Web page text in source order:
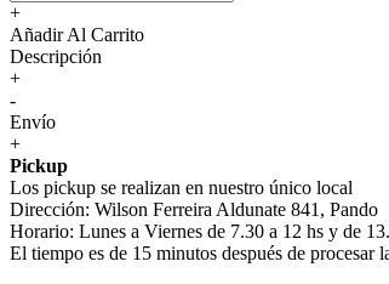
+
Añadir Al Carrito
Descripción
+
-
Envío
+
Pickup
Los pickup se realizan en nuestro único local
Dirección: Wilson Ferreira Aldunate 841, Pando
Horario: Lunes a Viernes de 7.30 a 12 hs y de
El tiempo es de 15 minutos después de procesar